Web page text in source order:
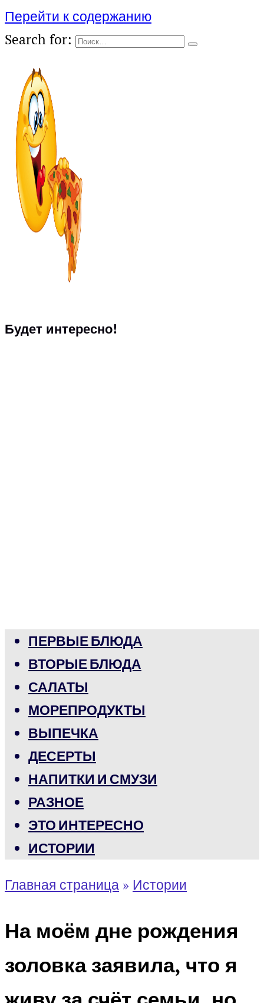
Перейти к содержанию
Search for:
Будет интересно!
ПЕРВЫЕ БЛЮДА
ВТОРЫЕ БЛЮДА
САЛАТЫ
МОРЕПРОДУКТЫ
ВЫПЕЧКА
ДЕСЕРТЫ
НАПИТКИ И СМУЗИ
РАЗНОЕ
ЭТО ИНТЕРЕСНО
ИСТОРИИ
Главная страница » Истории
На моём дне рождения
золовка заявила, что я